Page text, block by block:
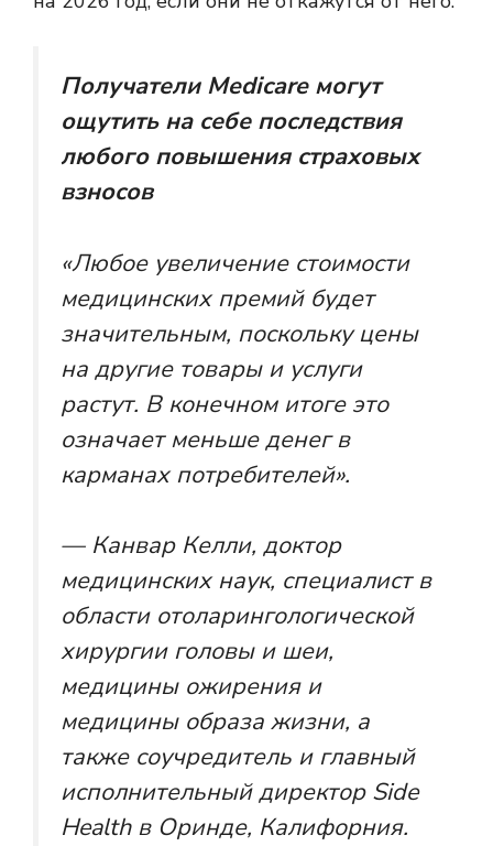
Получатели Medicare могут
ощутить на себе последствия
любого повышения страховых
взносов
«Любое увеличение стоимости
медицинских премий будет
значительным, поскольку цены
на другие товары и услуги
растут. В конечном итоге это
означает меньше денег в
карманах потребителей».
— Канвар Келли, доктор
медицинских наук, специалист в
области отоларингологической
хирургии головы и шеи,
медицины ожирения и
медицины образа жизни, а
также соучредитель и главный
исполнительный директор Side
Health в Оринде, Калифорния.